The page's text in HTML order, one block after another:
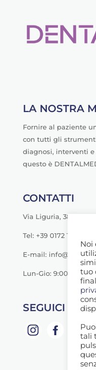
LA NOSTRA
Fornire al paziente
con tutti gli
diagnosi, interventi e
questo è
CONTATTI
Via Liguria, 38 -
Tel: +39 0172 1790000
E-mail:
Lun-Gio: 9:00-20:00
SEGUICI SU
Noi
tuo
tali